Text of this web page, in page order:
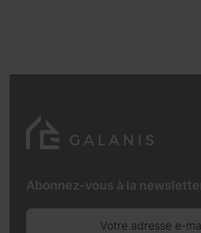
Abonnez-vous à la
Votre adresse e-